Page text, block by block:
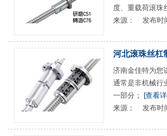
度、重载荷滚珠
来源：
发布时
河北滚珠丝杠
济南金佳特为您
通常是非机械行
一部分； [查看
来源：
发布时